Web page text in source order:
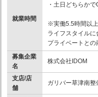
就業時間
・土日どちらかで
※実働5.5時間以
ライフスタイルに
プライベートとの
募集企業
名
株式会社IDOM
支店/店
舗
ガリバー草津南整